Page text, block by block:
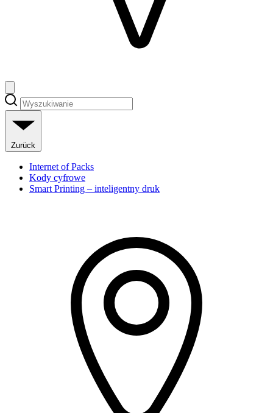
Zurück
Internet of Packs
Kody cyfrowe
Smart Printing – inteligentny druk